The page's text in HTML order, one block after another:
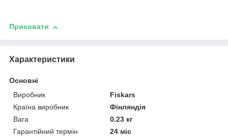
Приховати
Характеристики
Основні
Виробник
Fiskars
Країна виробник
Фінляндія
Вага
0.23 кг
Гарантійний термін
24 міс